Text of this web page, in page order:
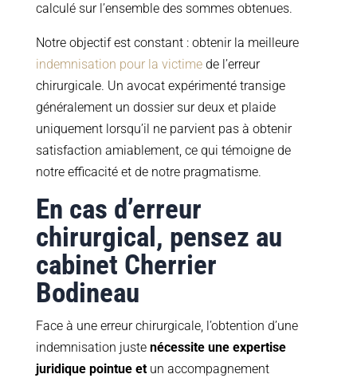
calculé sur l’ensemble des sommes obtenues.
Notre objectif est constant : obtenir la meilleure
indemnisation pour la victimede l’erreur
chirurgicale. Un avocat expérimenté transige
généralement un dossier sur deux et plaide
uniquement lorsqu’il ne parvient pas à obtenir
satisfaction amiablement, ce qui témoigne de
notre efficacité et de notre pragmatisme.
En cas d’erreur
chirurgical, pensez au
cabinet Cherrier
Bodineau
Face à une erreur chirurgicale, l’obtention d’une
indemnisation juste nécessite une expertise
juridique pointue etun accompagnement